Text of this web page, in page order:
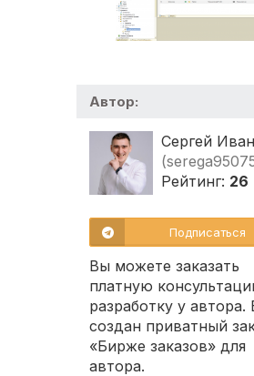
Автор:
Сергей
Рейтинг: 26
Подписаться
Вы можете заказать
платную
разработку у автора.
создан приватный
«Бирже заказов» для
автора.